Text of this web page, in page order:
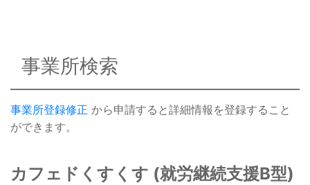
事業所検索
事業所登録修正 から申請すると詳細情報を登録すること
ができます。
カフェドくすくす (就労継続支援B型)